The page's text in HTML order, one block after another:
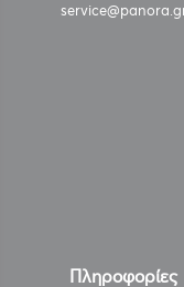
Πληροφορίες